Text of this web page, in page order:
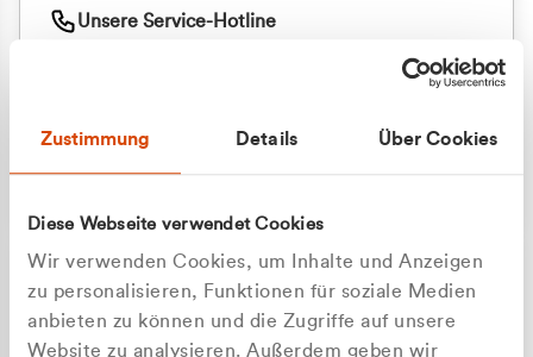
Zustimmung Details Über Cookies
Diese Webseite verwendet Cookies
Wir verwenden Cookies, um Inhalte und Anzeigen
zu personalisieren, Funktionen für soziale Medien
anbieten zu können und die Zugriffe auf unsere
Website zu analysieren. Außerdem geben wir
Unsere Service-Hotline
+49 177 8376058